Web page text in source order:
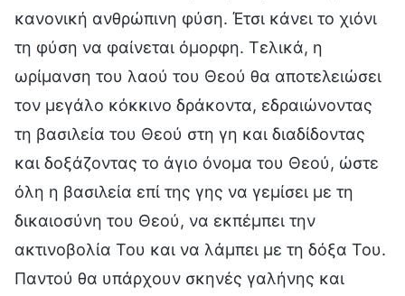
κανονική ανθρώπινη φύση. Έτσι κάνει το χιόνι
τη φύση να φαίνεται όμορφη. Τελικά, η
ωρίμανση του λαού του Θεού θα αποτελειώσει
τον μεγάλο κόκκινο δράκοντα, εδραιώνοντας
τη βασιλεία του Θεού στη γη και διαδίδοντας
και δοξάζοντας το άγιο όνομα του Θεού, ώστε
όλη η βασιλεία επί της γης να γεμίσει με τη
δικαιοσύνη του Θεού, να εκπέμπει την
ακτινοβολία Του και να λάμπει με τη δόξα Του.
Παντού θα υπάρχουν σκηνές γαλήνης και